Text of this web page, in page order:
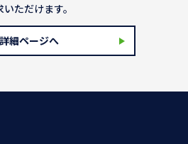
いただけます。
詳細ページへ